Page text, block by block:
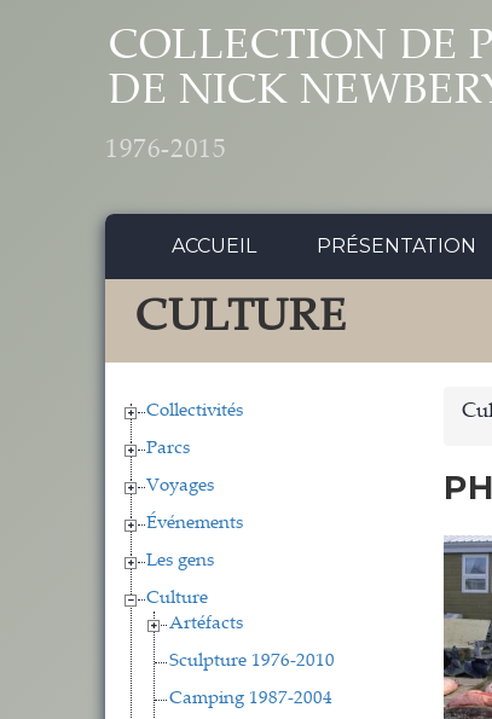
COLLECTION DE
DE NICK
1976-2015
ACCUEIL PRÉSENTATION
CULTURE
Collectivités
Parcs
Voyages
Événements
Les gens
Culture
Artéfacts
Sculpture 1976-2010
Camping 1987-2004